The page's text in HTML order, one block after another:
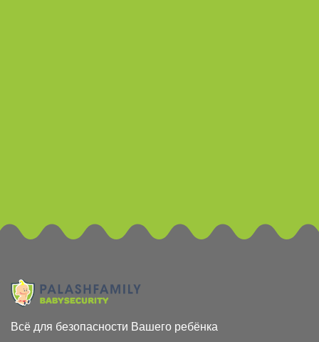
Всё для безопасности Вашего ребёнка